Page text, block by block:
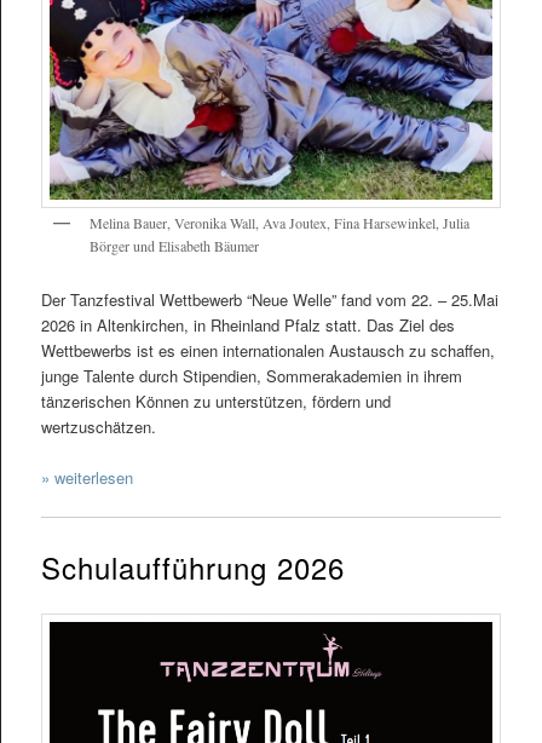
Melina Bauer, Veronika Wall, Ava Joutex, Fina Harsewinkel, Julia
Börger und Elisabeth Bäumer
Der Tanzfestival Wettbewerb “Neue Welle” fand vom 22. – 25.Mai
2026 in Altenkirchen, in Rheinland Pfalz statt. Das Ziel des
Wettbewerbs ist es einen internationalen Austausch zu schaffen,
junge Talente durch Stipendien, Sommerakademien in ihrem
tänzerischen Können zu unterstützen, fördern und
wertzuschätzen.
» weiterlesen
Schulaufführung 2026